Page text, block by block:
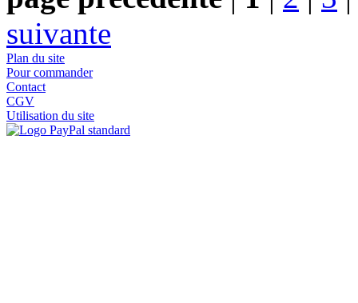
suivante
Plan du site
Pour commander
Contact
CGV
Utilisation du site